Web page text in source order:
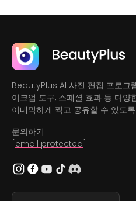
BeautyPlus AI 사진 편집 프로그
이크업 도구, 스페셜 효과 등 다
이내믹하게 찍고 공유할 수 있도
문의하기
[email protected]